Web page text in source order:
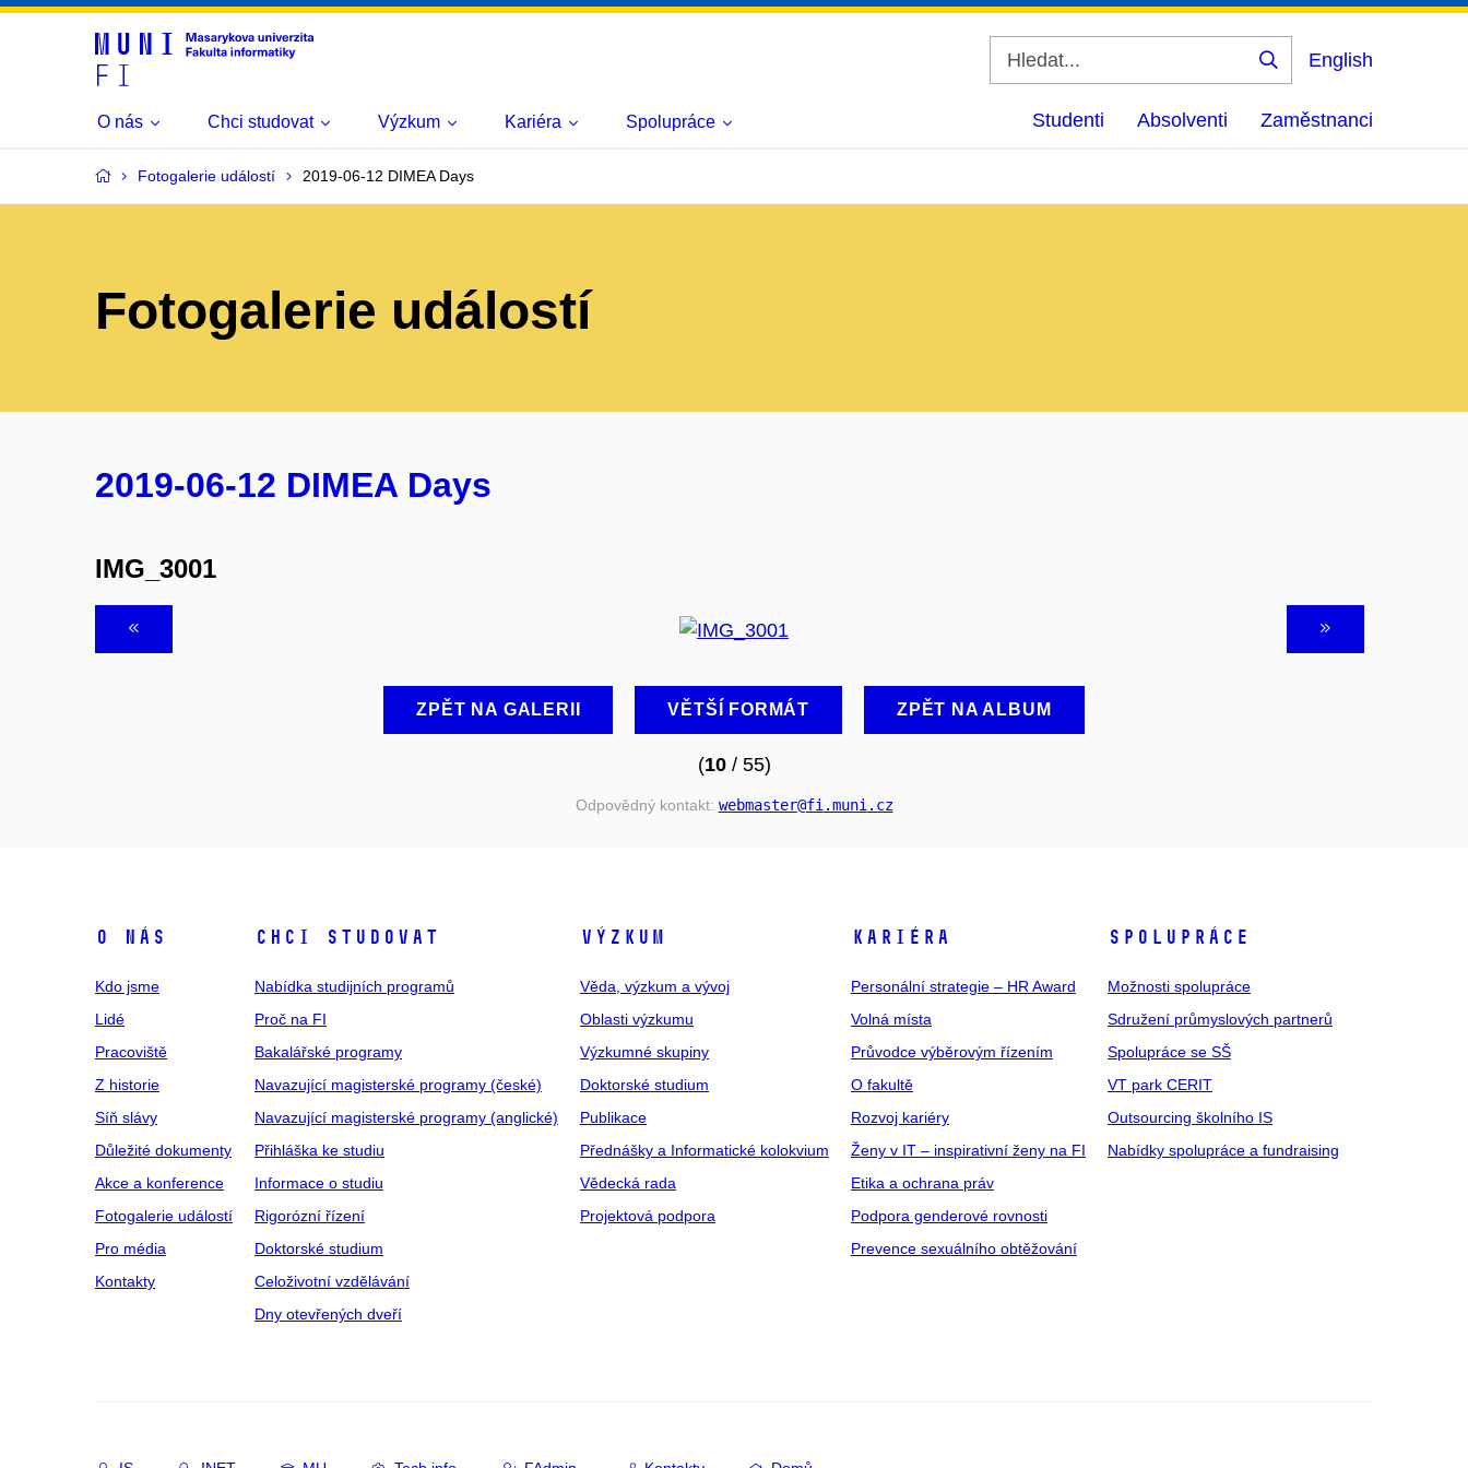
Vyhledat
English
O nás Chci studovat Výzkum Kariéra Spolupráce Studenti Absolventi Zaměstnanci
Fotogalerie událostí 2019-06-12 DIMEA Days
Fotogalerie událostí
2019-06-12 DIMEA Days
IMG_3001
ZPĚT NA GALERII VĚTŠÍ FORMÁT ZPĚT NA ALBUM
(10/ 55)
Odpovědný kontakt: webmaster@fi .muni .cz
O NÁS
Kdo jsme
Lidé
Pracoviště
Z historie
Síň slávy
Důležité dokumenty
Akce a konference
Fotogalerie událostí
Pro média
Kontakty
CHCI STUDOVAT
Nabídka studijních programů
Proč na FI
Bakalářské programy
Navazující magisterské programy (české)
Navazující magisterské programy (anglické)
Přihláška ke studiu
Informace o studiu
Rigorózní řízení
Doktorské studium
Celoživotní vzdělávání
Dny otevřených dveří
VÝZKUM
Věda, výzkum a vývoj
Oblasti výzkumu
Výzkumné skupiny
Doktorské studium
Publikace
Přednášky a Informatické kolokvium
Vědecká rada
Projektová podpora
KARIÉRA
Personální strategie – HR Award
Volná místa
Průvodce výběrovým řízením
O fakultě
Rozvoj kariéry
Ženy v IT – inspirativní ženy na FI
Etika a ochrana práv
Podpora genderové rovnosti
Prevence sexuálního obtěžování
SPOLUPRÁCE
Možnosti spolupráce
Sdružení průmyslových partnerů
Spolupráce se SŠ
VT park CERIT
Outsourcing školního IS
Nabídky spolupráce a fundraising